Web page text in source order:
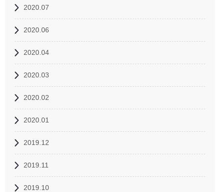
2020.07
2020.06
2020.04
2020.03
2020.02
2020.01
2019.12
2019.11
2019.10